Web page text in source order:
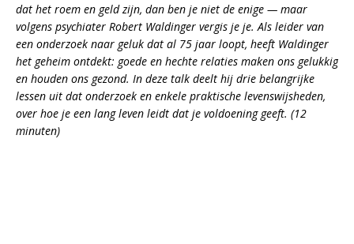
dat het roem en geld zijn, dan ben je niet de enige — maar
volgens psychiater Robert Waldinger vergis je je. Als leider van
een onderzoek naar geluk dat al 75 jaar loopt, heeft Waldinger
het geheim ontdekt: goede en hechte relaties maken ons gelukkig
en houden ons gezond. In deze talk deelt hij drie belangrijke
lessen uit dat onderzoek en enkele praktische levenswijsheden,
over hoe je een lang leven leidt dat je voldoening geeft. (12
minuten)